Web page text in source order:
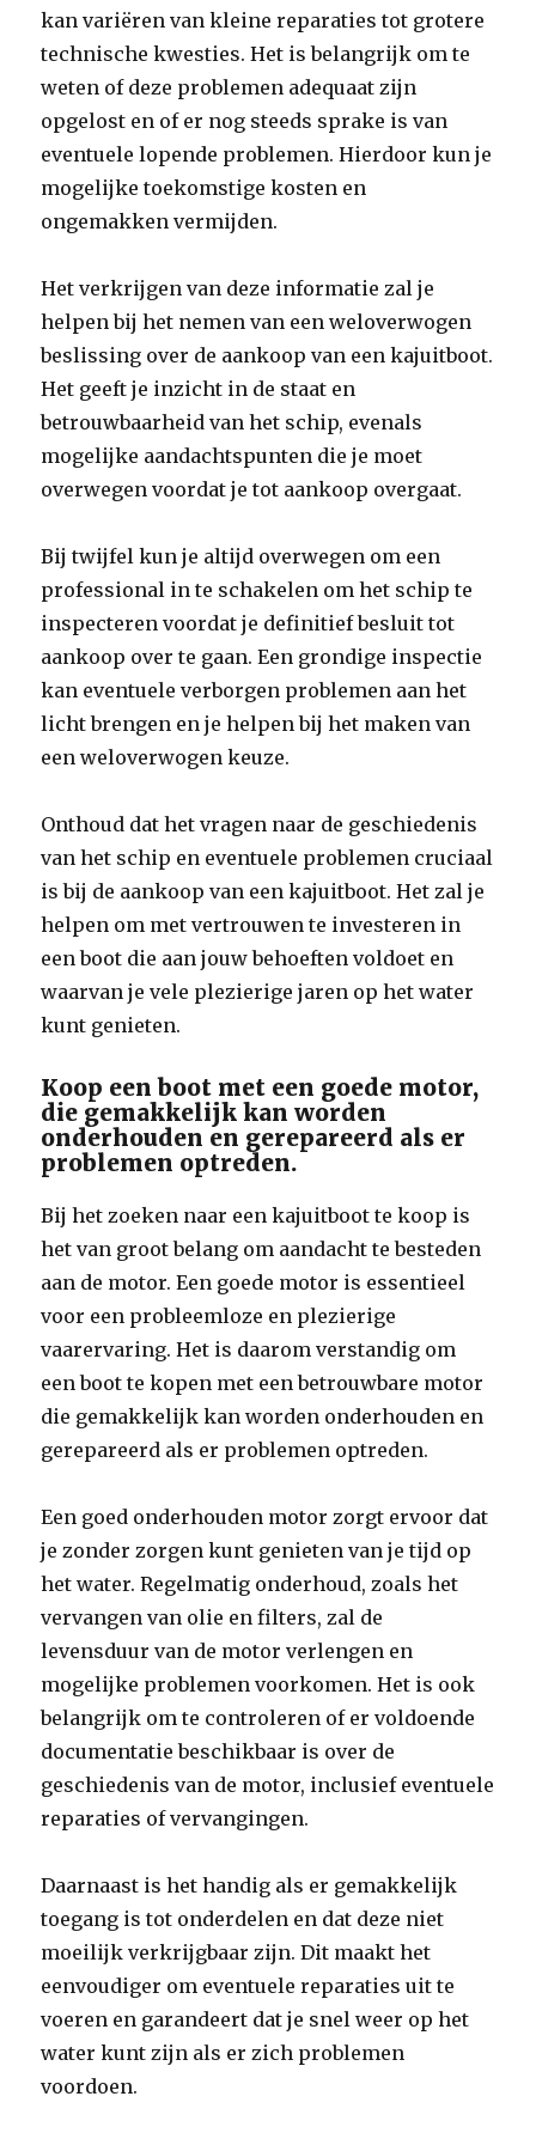
kan variëren van kleine reparaties tot grotere
technische kwesties. Het is belangrijk om te
weten of deze problemen adequaat zijn
opgelost en of er nog steeds sprake is van
eventuele lopende problemen. Hierdoor kun je
mogelijke toekomstige kosten en
ongemakken vermijden.
Het verkrijgen van deze informatie zal je
helpen bij het nemen van een weloverwogen
beslissing over de aankoop van een kajuitboot.
Het geeft je inzicht in de staat en
betrouwbaarheid van het schip, evenals
mogelijke aandachtspunten die je moet
overwegen voordat je tot aankoop overgaat.
Bij twijfel kun je altijd overwegen om een
professional in te schakelen om het schip te
inspecteren voordat je definitief besluit tot
aankoop over te gaan. Een grondige inspectie
kan eventuele verborgen problemen aan het
licht brengen en je helpen bij het maken van
een weloverwogen keuze.
Onthoud dat het vragen naar de geschiedenis
van het schip en eventuele problemen cruciaal
is bij de aankoop van een kajuitboot. Het zal je
helpen om met vertrouwen te investeren in
een boot die aan jouw behoeften voldoet en
waarvan je vele plezierige jaren op het water
kunt genieten.
Koop een boot met een goede motor,
die gemakkelijk kan worden
onderhouden en gerepareerd als er
problemen optreden.
Bij het zoeken naar een kajuitboot te koop is
het van groot belang om aandacht te besteden
aan de motor. Een goede motor is essentieel
voor een probleemloze en plezierige
vaarervaring. Het is daarom verstandig om
een boot te kopen met een betrouwbare motor
die gemakkelijk kan worden onderhouden en
gerepareerd als er problemen optreden.
Een goed onderhouden motor zorgt ervoor dat
je zonder zorgen kunt genieten van je tijd op
het water. Regelmatig onderhoud, zoals het
vervangen van olie en filters, zal de
levensduur van de motor verlengen en
mogelijke problemen voorkomen. Het is ook
belangrijk om te controleren of er voldoende
documentatie beschikbaar is over de
geschiedenis van de motor, inclusief eventuele
reparaties of vervangingen.
Daarnaast is het handig als er gemakkelijk
toegang is tot onderdelen en dat deze niet
moeilijk verkrijgbaar zijn. Dit maakt het
eenvoudiger om eventuele reparaties uit te
voeren en garandeert dat je snel weer op het
water kunt zijn als er zich problemen
voordoen.